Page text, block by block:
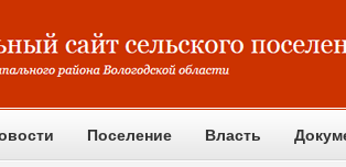
Поселение Власть